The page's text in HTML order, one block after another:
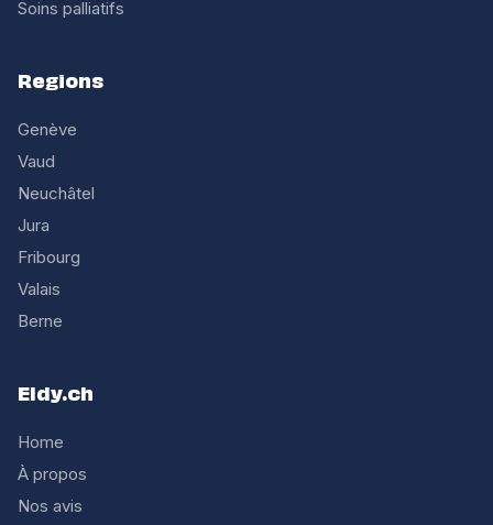
Soins palliatifs
Regions
Genève
Vaud
Neuchâtel
Jura
Fribourg
Valais
Berne
Eldy.ch
Home
À propos
Nos avis